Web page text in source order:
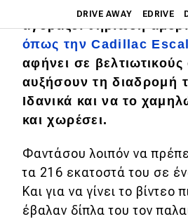
DRIVE AWAY EDRIVE
Main navigation
Επικαιρότητα
Νέα μοντέλα
Πρωτότυπα
Ελλάδα
Κόσμος
Τεχνολογία
αγοράζει θηριώδη
όπως την Cadillac
αφήνει σε βελτιωτικούς
αυξήσουν τη διαδρομή
Ιδανικά και να το
και χωρέσει.
Φαντάσου λοιπόν να
τα 216 εκατοστά του σε
Και για να γίνει το βίντεο
έβαλαν δίπλα του τον